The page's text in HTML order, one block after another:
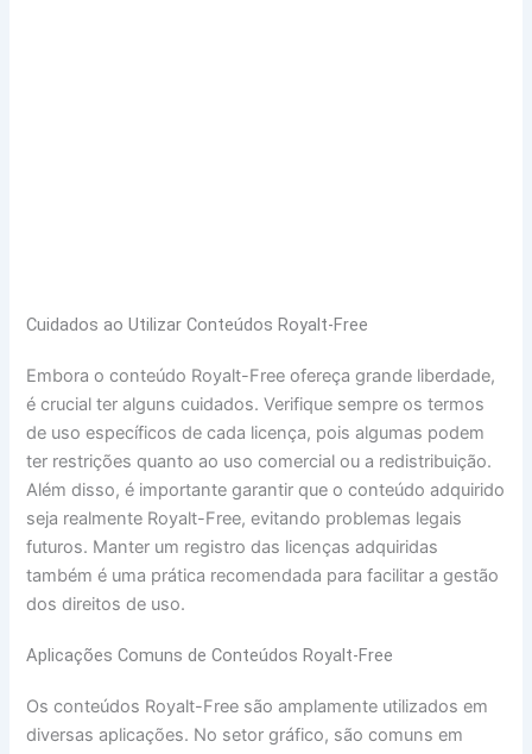
Cuidados ao Utilizar Conteúdos Royalt-Free
Embora o conteúdo Royalt-Free ofereça grande liberdade,
é crucial ter alguns cuidados. Verifique sempre os termos
de uso específicos de cada licença, pois algumas podem
ter restrições quanto ao uso comercial ou a redistribuição.
Além disso, é importante garantir que o conteúdo adquirido
seja realmente Royalt-Free, evitando problemas legais
futuros. Manter um registro das licenças adquiridas
também é uma prática recomendada para facilitar a gestão
dos direitos de uso.
Aplicações Comuns de Conteúdos Royalt-Free
Os conteúdos Royalt-Free são amplamente utilizados em
diversas aplicações. No setor gráfico, são comuns em